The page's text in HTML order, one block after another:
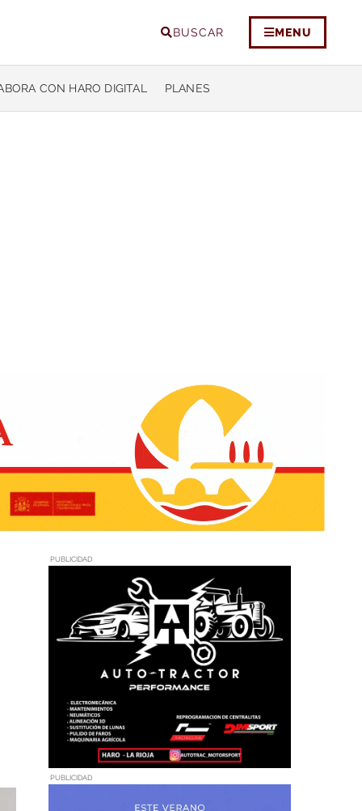
BUSCAR MENU
CON HARO DIGITAL PLANES
PUBLICIDAD
PUBLICIDAD